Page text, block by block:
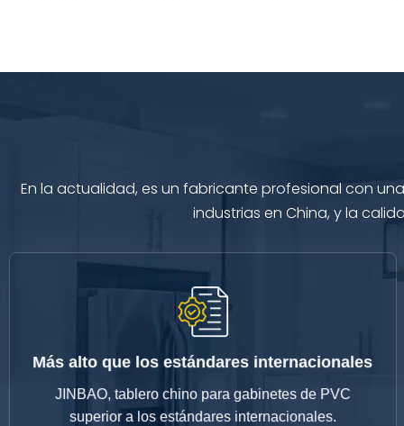
En la actualidad, es un fabricante profesional con
industrias en China, y la
Más alto que los estándares internacionales
JINBAO, tablero chino para gabinetes de PVC
superior a los estándares internacionales.
JINBAO, tablero chino para gabinetes de PVC
superior a los estándares internacionales.